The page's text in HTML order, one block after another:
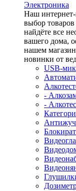
Электроника
Наш
выбор
найдёте все
вашего дома,
нашем
новинки от
USB-
-
-